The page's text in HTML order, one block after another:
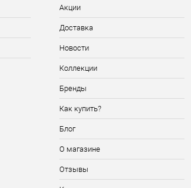
Акции
Доставка
Новости
Коллекции
Бренды
Как купить?
Блог
О магазине
Отзывы